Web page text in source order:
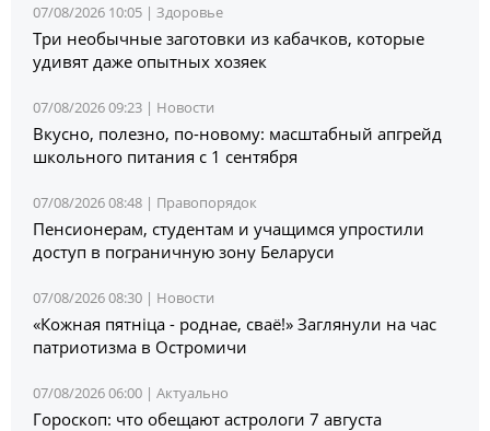
07/08/2026 10:05 | Здоровье
Три необычные заготовки из кабачков, которые
удивят даже опытных хозяек
07/08/2026 09:23 | Новости
Вкусно, полезно, по-новому: масштабный апгрейд
школьного питания с 1 сентября
07/08/2026 08:48 | Правопорядок
Пенсионерам, студентам и учащимся упростили
доступ в пограничную зону Беларуси
07/08/2026 08:30 | Новости
«Кожная пятніца - роднае, сваё!» Заглянули на час
патриотизма в Остромичи
07/08/2026 06:00 | Актуально
Гороскоп: что обещают астрологи 7 августа